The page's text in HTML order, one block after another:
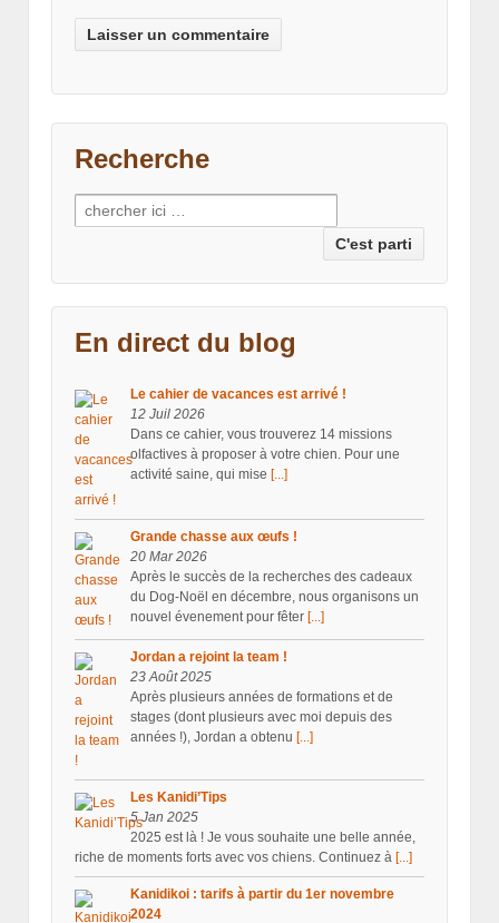
Recherche
Recherche pour:
En direct du blog
Le cahier de vacances est arrivé !
12 Juil 2026
Dans ce cahier, vous trouverez 14 missions
olfactives à proposer à votre chien. Pour une
activité saine, qui mise [...]
Grande chasse aux œufs !
20 Mar 2026
Après le succès de la recherches des cadeaux
du Dog-Noël en décembre, nous organisons un
nouvel évenement pour fêter [...]
Jordan a rejoint la team !
23 Août 2025
Après plusieurs années de formations et de
stages (dont plusieurs avec moi depuis des
années !), Jordan a obtenu [...]
Les Kanidi’Tips
5 Jan 2025
2025 est là ! Je vous souhaite une belle année,
riche de moments forts avec vos chiens. Continuez à [...]
Kanidikoi : tarifs à partir du 1er novembre
2024